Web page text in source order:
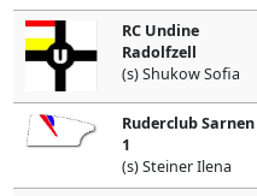
RC Undine
Radolfzell
(s) Shukow Sofia
Ruderclub Sarnen
1
(s) Steiner Ilena